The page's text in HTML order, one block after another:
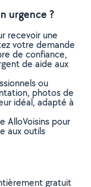
urgence ?
recevoir une
votre demande
de confiance,
de aide aux
ou
photos de
idéal, adapté à
AlloVoisins pour
aux outils
gratuit